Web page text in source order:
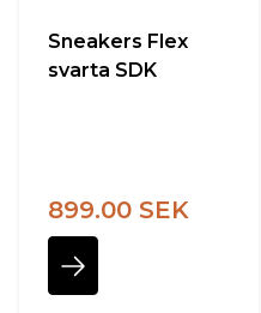
Sneakers Flex
svarta SDK
899.00 SEK